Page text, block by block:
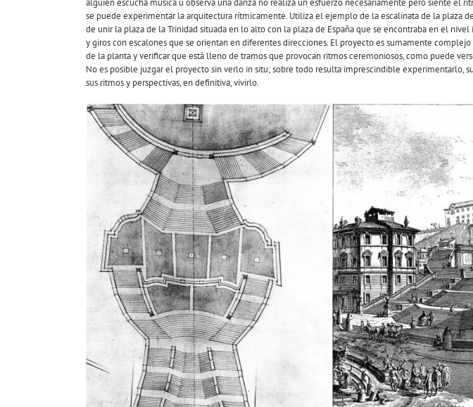
alguien escucha música u observa una danza no realiza un esfuerzo necesariamente pero siente el
se puede experimentar la arquitectura rítmicamente. Utiliza el ejemplo de la escalinata de la plaza
de unir la plaza de la Trinidad situada en lo alto con la plaza de España que se encontraba en el
y giros con escalones que se orientan en diferentes direcciones. El proyecto es sumamente
de la planta y verificar que está lleno de tramos que provocan ritmos ceremoniosos, como puede
No es posible juzgar el proyecto sin verlo in situ; sobre todo resulta imprescindible experimentarlo,
sus ritmos y perspectivas, en definitiva, vivirlo.